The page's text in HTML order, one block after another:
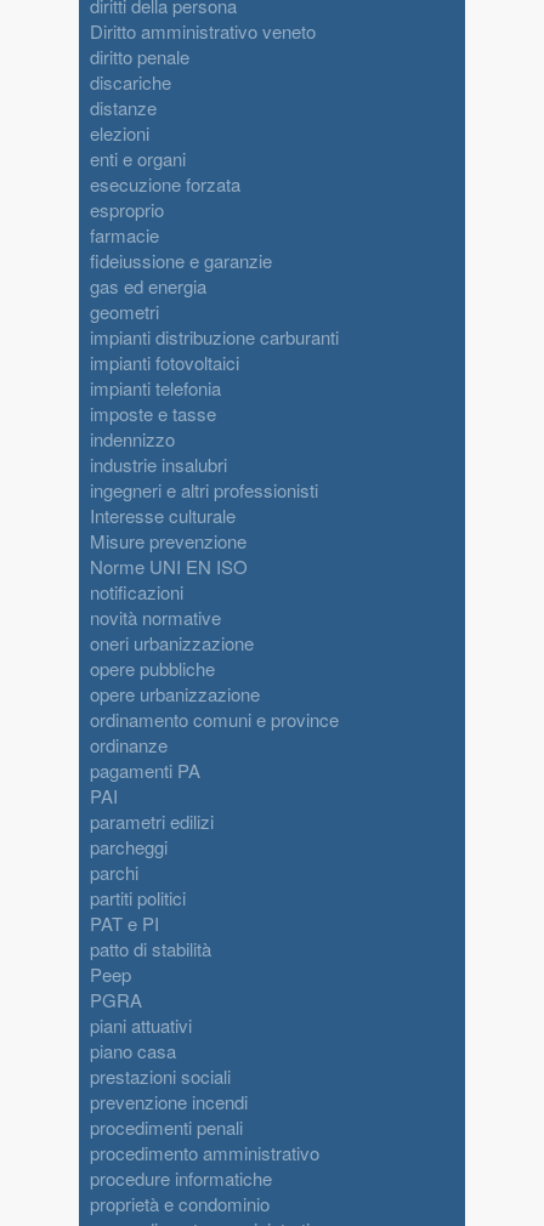
diritti della persona
Diritto amministrativo veneto
diritto penale
discariche
distanze
elezioni
enti e organi
esecuzione forzata
esproprio
farmacie
fideiussione e garanzie
gas ed energia
geometri
impianti distribuzione carburanti
impianti fotovoltaici
impianti telefonia
imposte e tasse
indennizzo
industrie insalubri
ingegneri e altri professionisti
Interesse culturale
Misure prevenzione
Norme UNI EN ISO
notificazioni
novità normative
oneri urbanizzazione
opere pubbliche
opere urbanizzazione
ordinamento comuni e province
ordinanze
pagamenti PA
PAI
parametri edilizi
parcheggi
parchi
partiti politici
PAT e PI
patto di stabilità
Peep
PGRA
piani attuativi
piano casa
prestazioni sociali
prevenzione incendi
procedimenti penali
procedimento amministrativo
procedure informatiche
proprietà e condominio